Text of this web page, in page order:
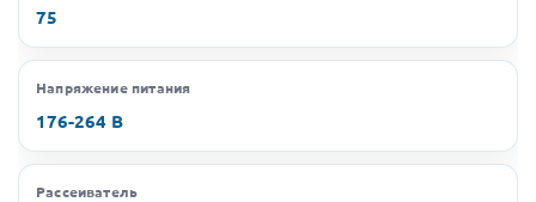
75
Напряжение питания
176-264 В
Рассеиватель